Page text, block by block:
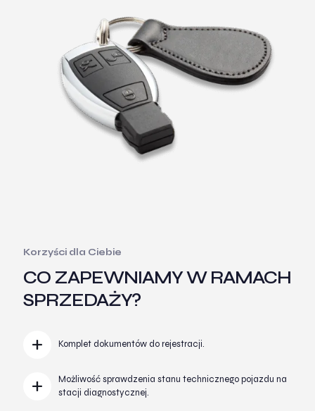
Korzyści dla Ciebie
CO ZAPEWNIAMY W RAMACH
SPRZEDAŻY?
Komplet dokumentów do rejestracji.
Możliwość sprawdzenia stanu technicznego pojazdu na
stacji diagnostycznej.